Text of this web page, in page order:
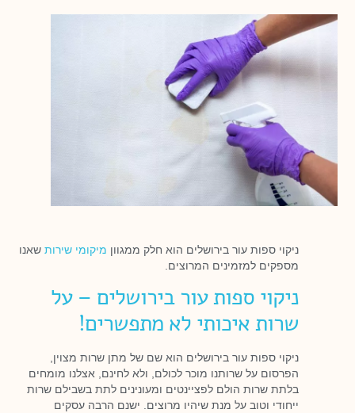
ניקוי ספות עור בירושלים הוא חלק ממגוון מיקומי שירותשאנו
מספקים למזמינים המרוצים.
ניקוי ספות עור בירושלים – על
שרות איכותי לא מתפשרים!
ניקוי ספות עור בירושלים הוא שם של מתן שרות מצוין,
הפרסום על שרותנו מוכר לכולם, ולא לחינם, אצלנו מומחים
בלתת שרות הולם לפציינטים ומעונינים לתת בשבילם שרות
ייחודי וטוב על מנת שיהיו מרוצים. ישנם הרבה עסקים